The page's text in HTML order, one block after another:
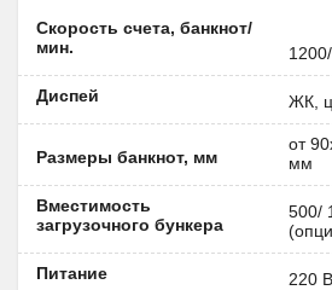
Скорость счета, банкнот/
мин.
Диспей ЖК,
Размеры банкнот, мм
от
мм
Вместимость
загрузочного бункера
500/
Питание 220